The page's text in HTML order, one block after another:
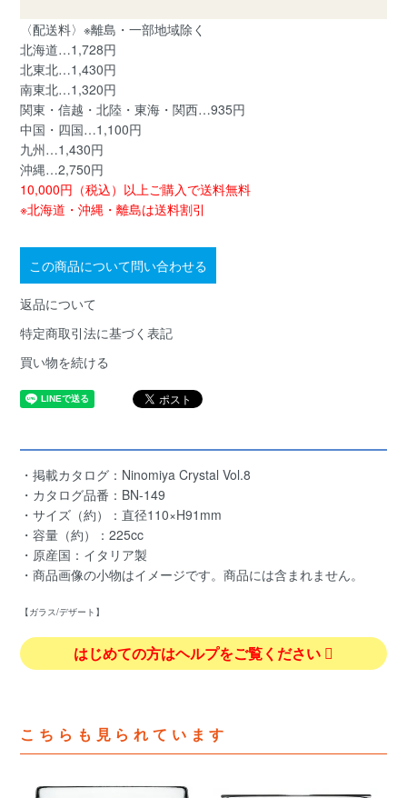
〈配送料〉※離島・一部地域除く
北海道…1,728円
北東北…1,430円
南東北…1,320円
関東・信越・北陸・東海・関西…935円
中国・四国…1,100円
九州…1,430円
沖縄…2,750円
10,000円（税込）以上ご購入で送料無料
※北海道・沖縄・離島は送料割引
この商品について問い合わせる
返品について
特定商取引法に基づく表記
買い物を続ける
・掲載カタログ：Ninomiya Crystal Vol.8
・カタログ品番：BN-149
・サイズ（約）：直径110×H91mm
・容量（約）：225cc
・原産国：イタリア製
・商品画像の小物はイメージです。商品には含まれません。
【ガラス/デザート】
はじめての方はヘルプをご覧ください
こちらも見られています